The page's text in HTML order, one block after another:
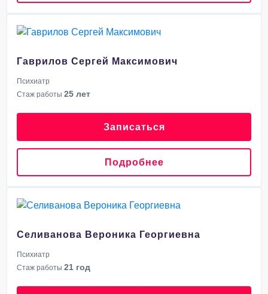
Гаврилов Сергей Максимович
Психиатр
Стаж работы 25 лет
Записаться
Подробнее
Селиванова Вероника Георгиевна
Психиатр
Стаж работы 21 год